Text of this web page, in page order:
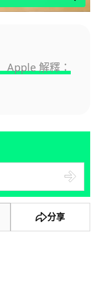
解釋：
分享